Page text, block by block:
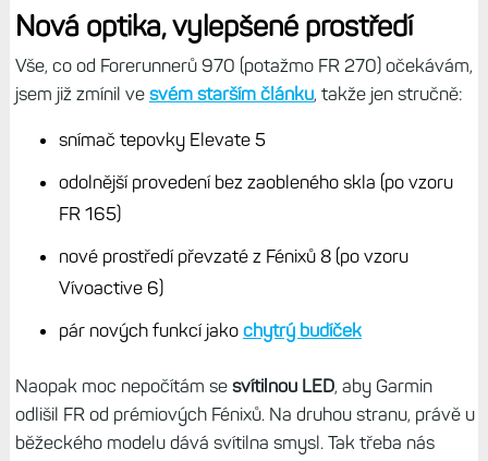
Nová optika, vylepšené prostředí
Vše, co od Forerunnerů 970 (potažmo FR 270) očekávám,
jsem již zmínil ve svém starším článku, takže jen stručně:
snímač tepovky Elevate 5
odolnější provedení bez zaobleného skla (po vzoru
FR 165)
nové prostředí převzaté z Fénixů 8 (po vzoru
Vívoactive 6)
pár nových funkcí jako chytrý budíček
Naopak moc nepočítám se svítilnou LED, aby Garmin
odlišil FR od prémiových Fénixů. Na druhou stranu, právě u
běžeckého modelu dává svítilna smysl. Tak třeba nás